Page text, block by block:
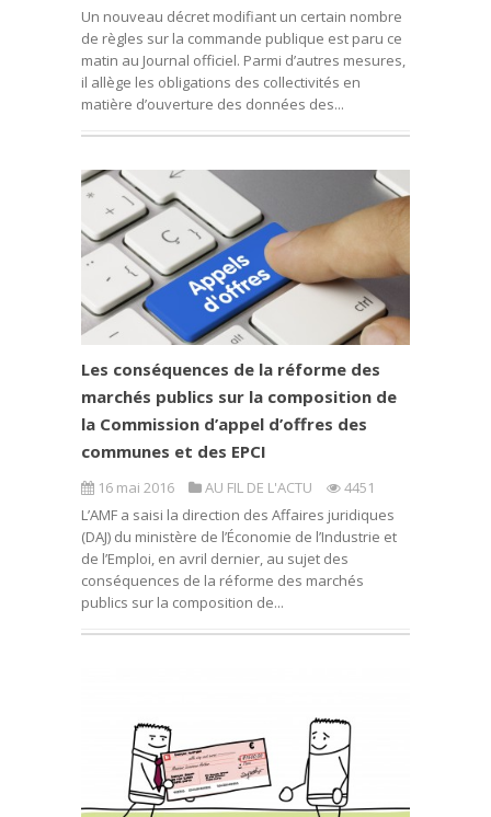
Un nouveau décret modifiant un certain nombre
de règles sur la commande publique est paru ce
matin au Journal officiel. Parmi d’autres mesures,
il allège les obligations des collectivités en
matière d’ouverture des données des...
Les conséquences de la réforme des
marchés publics sur la composition de
la Commission d’appel d’offres des
communes et des EPCI
16 mai 2016 AU FIL DE L'ACTU
4451
L’AMF a saisi la direction des Affaires juridiques
(DAJ) du ministère de l’Économie de l’Industrie et
de l’Emploi, en avril dernier, au sujet des
conséquences de la réforme des marchés
publics sur la composition de...